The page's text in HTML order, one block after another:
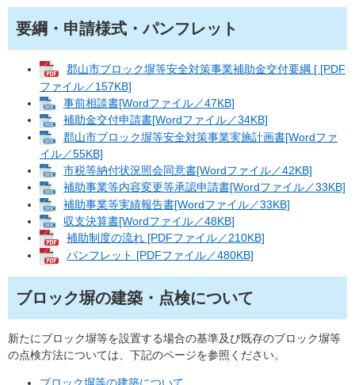
要綱・申請様式・パンフレット
郡山市ブロック塀等安全対策事業補助金交付要綱 [ [PDF
ファイル／157KB]
事前相談書[Wordファイル／47KB]
補助金交付申請書[Wordファイル／34KB]
郡山市ブロック塀等安全対策事業実施計画書[Wordファ
イル／55KB]
市税等納付状況照会同意書[Wordファイル／42KB]
補助事業等内容変更等承認申請書[Wordファイル／33KB]
補助事業等実績報告書[Wordファイル／33KB]
収支決算書[Wordファイル／48KB]
補助制度の流れ [PDFファイル／210KB]
パンフレット [PDFファイル／480KB]
ブロック塀の建築・点検について
新たにブロック塀等を設置する場合の基準及び既存のブロック塀等
の点検方法については、下記のページを参照ください。
ブロック塀等の建築について